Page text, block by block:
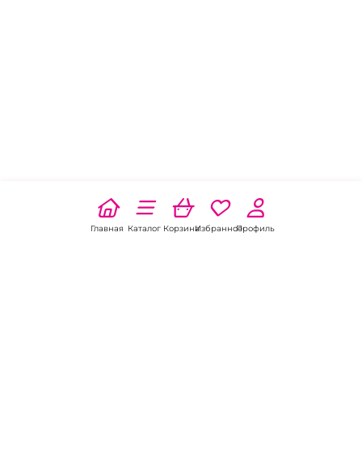
Главная Каталог КорзинаИзбранноеПрофиль